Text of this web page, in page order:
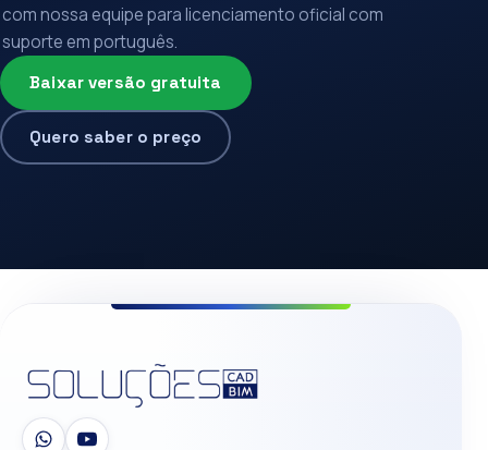
com nossa equipe para licenciamento oficial com
suporte em português.
Baixar versão gratuita
Quero saber o preço